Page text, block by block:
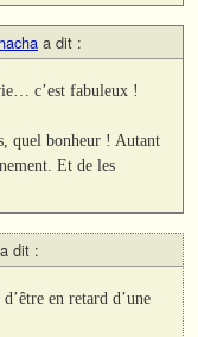
a dit :
c’est fabuleux !
quel bonheur ! Autant
Et de les
a dit :
en retard d’une